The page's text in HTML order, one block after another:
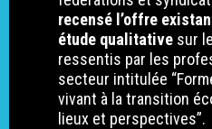
recensé l’offre
étude qualitative sur
ressentis par les
secteur intitulée
vivant à la transition
lieux et perspectives”.